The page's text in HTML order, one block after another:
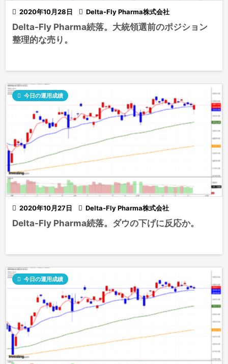
 2020年10月28日  Delta-Fly Pharma株式会社
Delta-Fly Pharma続落。大統領選前のポジション
整理的な売り。
 2020年10月27日
 今日の運用成績
 Delta-Fly Pharma株式会社
Delta-Fly Pharma続落。ダウの下げに反応か。
 今日の運用成績